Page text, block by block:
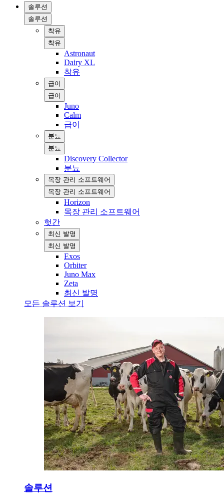
솔루션
솔루션
착유
착유
Astronaut
Dairy XL
착유
급이
급이
Juno
Calm
급이
분뇨
분뇨
Discovery Collector
분뇨
목장 관리 소프트웨어
목장 관리 소프트웨어
Horizon
목장 관리 소프트웨어
헛간
최신 발명
최신 발명
Exos
Orbiter
Juno Max
Zeta
최신 발명
모든 솔루션 보기
솔루션